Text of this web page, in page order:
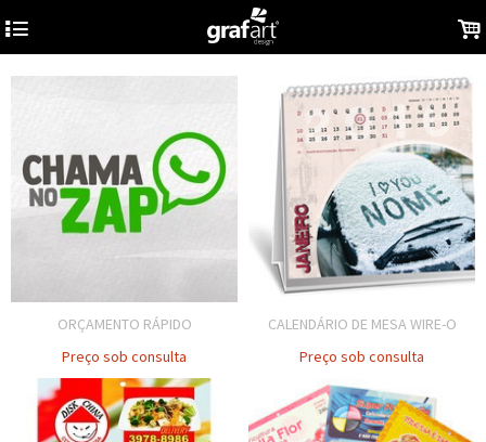
4 .
ORÇAMENTO RÁPIDO
Preço sob consulta
CALENDÁRIO DE MESA WIRE-O
Preço sob consulta